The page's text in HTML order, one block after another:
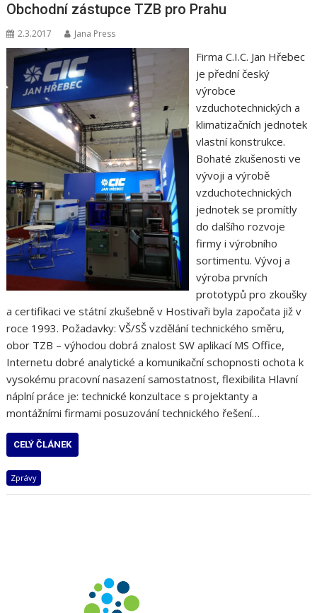
Obchodní zástupce TZB pro Prahu
2.3.2017 Jana Press
Firma C.I.C. Jan Hřebec
je přední český
výrobce
vzduchotechnických a
klimatizačních jednotek
vlastní konstrukce.
Bohaté zkušenosti ve
vývoji a výrobě
vzduchotechnických
jednotek se promítly
do dalšího rozvoje
firmy i výrobního
sortimentu. Vývoj a
výroba prvních
prototypů pro zkoušky
a certifikaci ve státní zkušebně v Hostivaři byla započata již v
roce 1993. Požadavky: VŠ/SŠ vzdělání technického směru,
obor TZB – výhodou dobrá znalost SW aplikací MS Office,
Internetu dobré analytické a komunikační schopnosti ochota k
vysokému pracovní nasazení samostatnost, flexibilita Hlavní
náplní práce je: technické konzultace s projektanty a
montážními firmami posuzování technického řešení…
CELÝ ČLÁNEK
Zprávy